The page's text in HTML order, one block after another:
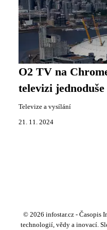
O2 TV na
televizi
Televize a vysílání
21. 11. 2024
© 2026 infostar.cz - Časopis
technologií, vědy a inovací.